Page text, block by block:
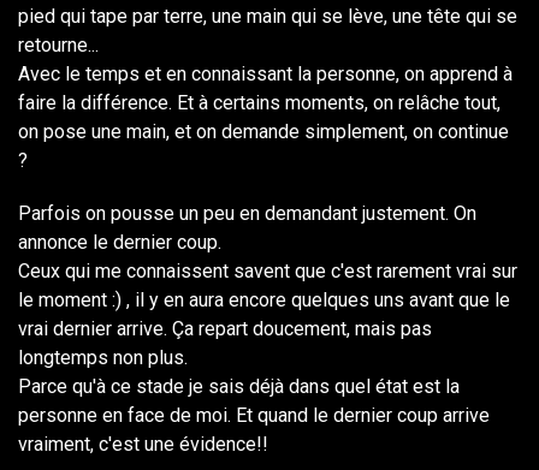
pied qui tape par terre, une main qui se lève, une tête qui se
retourne...
Avec le temps et en connaissant la personne, on apprend à
faire la différence. Et à certains moments, on relâche tout,
on pose une main, et on demande simplement, on continue
?
Parfois on pousse un peu en demandant justement. On
annonce le dernier coup.
Ceux qui me connaissent savent que c'est rarement vrai sur
le moment :) , il y en aura encore quelques uns avant que le
vrai dernier arrive. Ça repart doucement, mais pas
longtemps non plus.
Parce qu'à ce stade je sais déjà dans quel état est la
personne en face de moi. Et quand le dernier coup arrive
vraiment, c'est une évidence!!